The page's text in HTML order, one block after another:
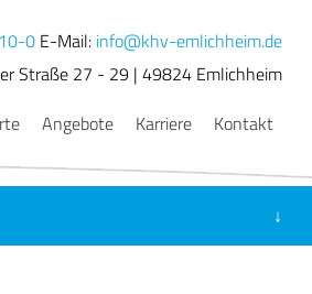
0 E-Mail: info@khv-emlichheim.de
Straße 27 - 29 | 49824 Emlichheim
Angebote Karriere Kontakt
↓
tempor invidunt ut labore et